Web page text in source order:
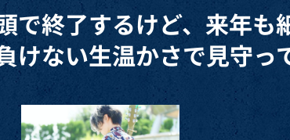
で終了するけど、来年も
けない生温かさで見守っ